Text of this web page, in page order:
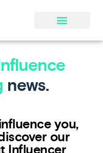
news.
you,
our
Influencer